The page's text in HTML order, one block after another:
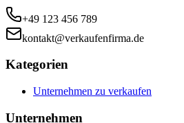
+49 123 456 789
kontakt@verkaufenfirma.de
Kategorien
Unternehmen zu verkaufen
Unternehmen